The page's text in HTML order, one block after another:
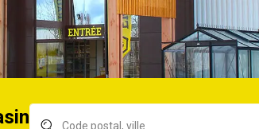
3 Spots Led
encastrables
orientables 380lm Ø83
acier brossé